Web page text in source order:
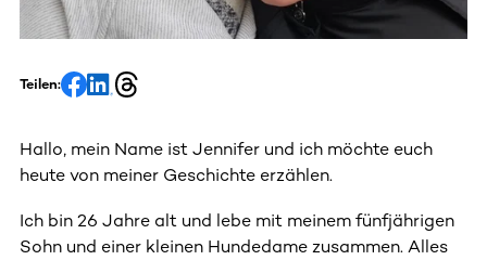
Teilen:
Hallo, mein Name ist Jennifer und ich möchte euch
heute von meiner Geschichte erzählen.
Ich bin 26 Jahre alt und lebe mit meinem fünfjährigen
Sohn und einer kleinen Hundedame zusammen. Alles